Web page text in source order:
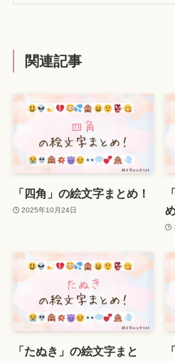
関連記事
「四角」の絵文字まとめ！
2025年10月24日
「たぬき」の絵文字まと